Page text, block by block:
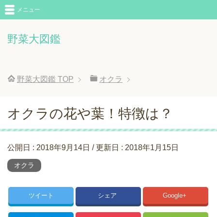
野菜大図鑑
メニュー
野菜大図鑑 TOP オクラ
オクラの花や葉！特徴は？
公開日 : 2018年9月14日 / 更新日 : 2018年1月15日
オクラ
ツイート シェア Google+